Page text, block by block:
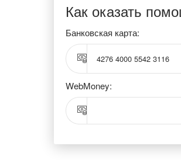
Как оказать
Банковская карта:
4276 4000 5542 3116
WebMoney: